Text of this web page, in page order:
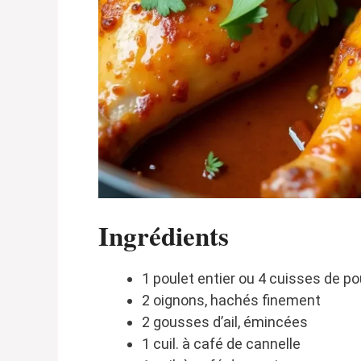
Ingrédients
1 poulet entier ou 4 cuisses de
2 oignons, hachés finement
2 gousses d’ail, émincées
1 cuil. à café de cannelle